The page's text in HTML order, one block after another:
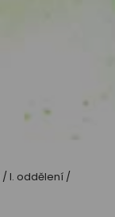
/ I. oddělení /